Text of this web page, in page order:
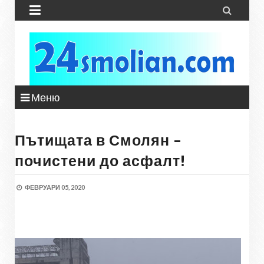
 
Меню
Пътищата в Смолян –
почистени до асфалт!
ФЕВРУАРИ 05, 2020